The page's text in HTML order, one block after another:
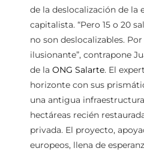
de la deslocalización de la
capitalista. “Pero 15 o 20
no son deslocalizables.
ilusionante”, contrapone
de la ONG Salarte. El
horizonte con sus
una antigua
hectáreas recién
privada. El proyecto,
europeos, llena de